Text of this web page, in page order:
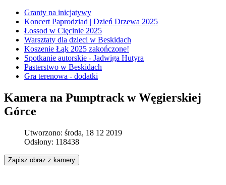
Granty na inicjatywy
Koncert Paprodziad | Dzień Drzewa 2025
Łossod w Cięcinie 2025
Warsztaty dla dzieci w Beskidach
Koszenie Łąk 2025 zakończone!
Spotkanie autorskie - Jadwiga Hutyra
Pasterstwo w Beskidach
Gra terenowa - dodatki
Kamera na Pumptrack w Węgierskiej
Górce
Utworzono: środa, 18 12 2019
Odsłony: 118438
Zapisz obraz z kamery